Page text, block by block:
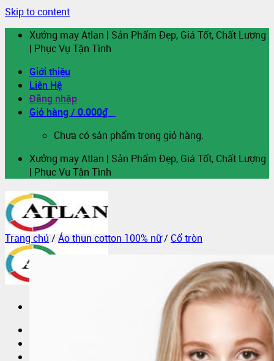
Skip to content
Xưởng may Atlan | Sản Phẩm Đẹp, Giá Tốt, Chất Lượng
| Phục Vụ Tận Tình
Giới thiệu
Liên Hệ
Đăng nhập
Giỏ hàng / 0.000₫
Chưa có sản phẩm trong giỏ hàng.
Xưởng may Atlan | Sản Phẩm Đẹp, Giá Tốt, Chất Lượng
| Phục Vụ Tận Tình
Trang chủ /Áo thun cotton 100% nữ/ Cổ tròn